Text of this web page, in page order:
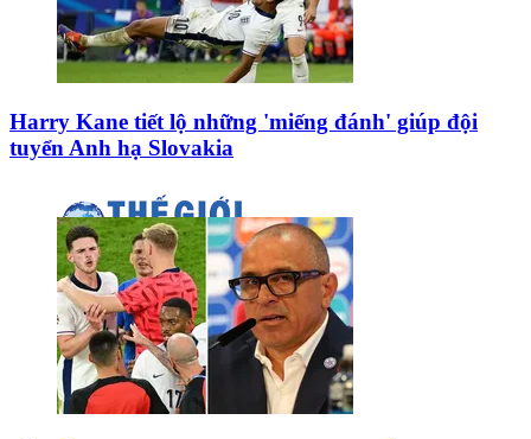
Harry Kane tiết lộ những 'miếng đánh' giúp đội
tuyển Anh hạ Slovakia